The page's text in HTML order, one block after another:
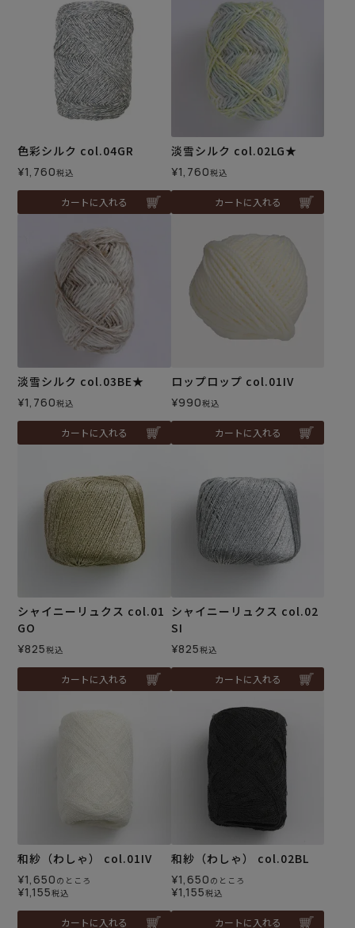
色彩シルク col.04GR
¥1,760税込
カートに入れる
淡雪シルク col.02LG★
¥1,760税込
カートに入れる
淡雪シルク col.03BE★
¥1,760税込
カートに入れる
ロップロップ col.01IV
¥990税込
カートに入れる
シャイニーリュクス col.01
GO
¥825税込
カートに入れる
シャイニーリュクス col.02
SI
¥825税込
カートに入れる
和紗（わしゃ） col.01IV
¥1,650 のところ
¥1,155税込
カートに入れる
和紗（わしゃ） col.02BL
¥1,650 のところ
¥1,155税込
カートに入れる